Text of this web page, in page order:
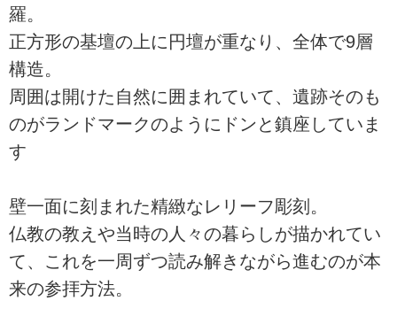
羅。
正方形の基壇の上に円壇が重なり、全体で9層
構造。
周囲は開けた自然に囲まれていて、遺跡そのも
のがランドマークのようにドンと鎮座していま
す
壁一面に刻まれた精緻なレリーフ彫刻。
仏教の教えや当時の人々の暮らしが描かれてい
て、これを一周ずつ読み解きながら進むのが本
来の参拝方法。